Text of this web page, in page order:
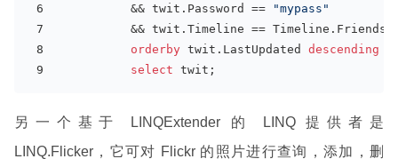
           && twit.Password ==
"mypass"
           && twit.Timeline == Timeline.Friends
orderby twit.LastUpdated descending
select twit;
另一个基于 LINQExtender 的 LINQ 提供者是
LINQ.Flicker，它可对 Flickr 的照片进行查询，添加，删